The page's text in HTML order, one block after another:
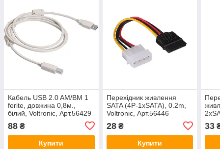
Кабель USB 2.0 AM/BM 1
ferite, довжина 0,8м.,
білий, Voltronic, Арт.56429
88 ₴
Купити
Перехідник живлення
SATA (4P-1xSATA), 0.2m,
Voltronic, Арт.56446
28₴
Купити
33